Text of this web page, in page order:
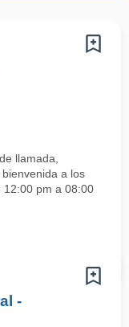
llamada,
a los
12:00 pm a 08:00
-